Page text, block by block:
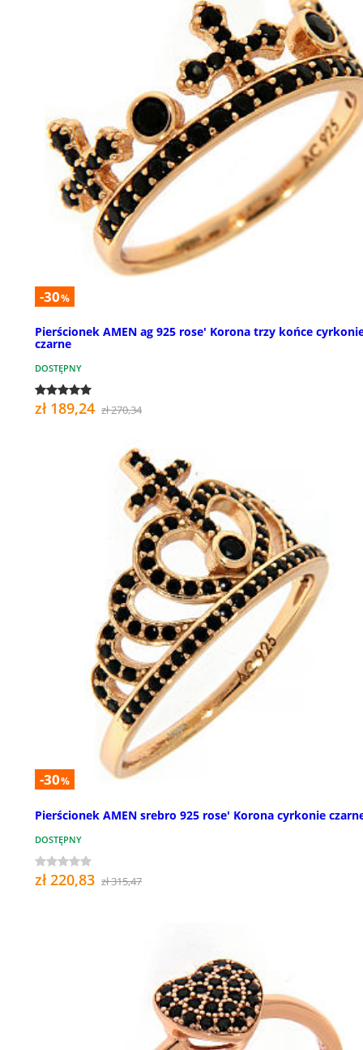
-30%
Pierścionek AMEN ag 925 rose' Korona trzy końce
czarne
DOSTĘPNY
zł 189,24 zł 270,34
-30%
Pierścionek AMEN srebro 925 rose' Korona cyrkonie
DOSTĘPNY
zł 220,83 zł 315,47